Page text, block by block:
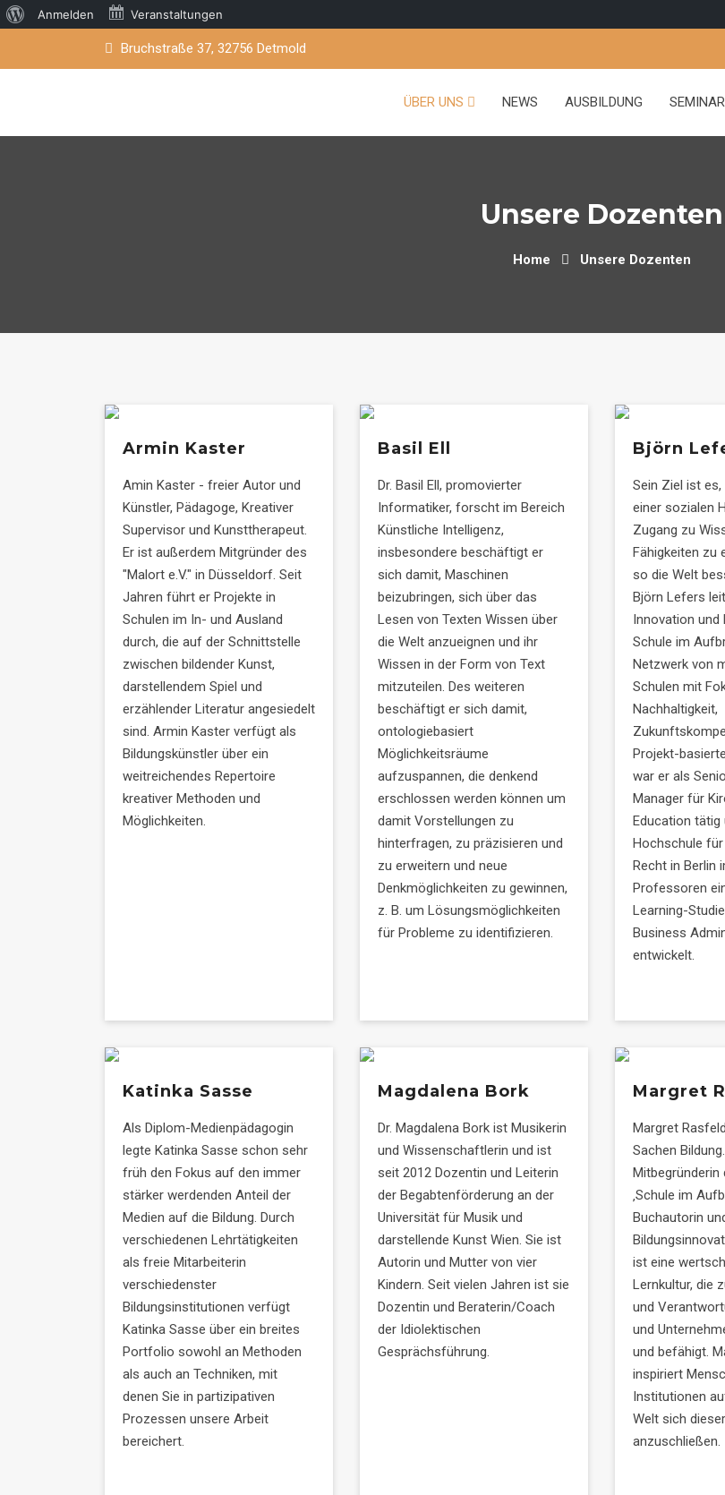
Bruchstraße 37, 32756 Detmold
ÜBER UNS NEWS AUSBILDUNG
Unsere Dozenten
Home Unsere Dozenten
Armin Kaster
Amin Kaster - freier Autor und
Künstler, Pädagoge, Kreativer
Supervisor und Kunsttherapeut.
Er ist außerdem Mitgründer des
"Malort e.V." in Düsseldorf. Seit
Jahren führt er Projekte in
Schulen im In- und Ausland
durch, die auf der Schnittstelle
zwischen bildender Kunst,
darstellendem Spiel und
erzählender Literatur angesiedelt
sind. Armin Kaster verfügt als
Bildungskünstler über ein
weitreichendes Repertoire
kreativer Methoden und
Möglichkeiten.
Basil Ell
Dr. Basil Ell, promovierter
Informatiker, forscht im Bereich
Künstliche Intelligenz,
insbesondere beschäftigt er
sich damit, Maschinen
beizubringen, sich über das
Lesen von Texten Wissen über
die Welt anzueignen und ihr
Wissen in der Form von Text
mitzuteilen. Des weiteren
beschäftigt er sich damit,
ontologiebasiert
Möglichkeitsräume
aufzuspannen, die denkend
erschlossen werden können um
damit Vorstellungen zu
hinterfragen, zu präzisieren und
zu erweitern und neue
Denkmöglichkeiten zu gewinnen,
z. B. um Lösungsmöglichkeiten
für Probleme zu identifizieren.
Björn
Sein Ziel ist
einer sozialen
Zugang zu
Fähigkeiten zu
so die Welt
Björn Lefers
Innovation und
Schule im
Netzwerk von
Schulen mit
Nachhaltigkeit,
Projekt-
war er als
Manager für
Education tätig
Hochschule
Recht in Berlin
Professoren
Learning-
Business
entwickelt.
Katinka Sasse
Als Diplom-Medienpädagogin
legte Katinka Sasse schon sehr
früh den Fokus auf den immer
stärker werdenden Anteil der
Medien auf die Bildung. Durch
verschiedenen Lehrtätigkeiten
als freie Mitarbeiterin
verschiedenster
Bildungsinstitutionen verfügt
Katinka Sasse über ein breites
Portfolio sowohl an Methoden
als auch an Techniken, mit
denen Sie in partizipativen
Prozessen unsere Arbeit
bereichert.
Magdalena Bork
Dr. Magdalena Bork ist Musikerin
und Wissenschaftlerin und ist
seit 2012 Dozentin und Leiterin
der Begabtenförderung an der
Universität für Musik und
darstellende Kunst Wien. Sie ist
Autorin und Mutter von vier
Kindern. Seit vielen Jahren ist sie
Dozentin und Beraterin/Coach
der Idiolektischen
Gesprächsführung.
Margret
Margret
Sachen
Mitbegründerin
‚Schule im
Buchautorin
ist eine
Lernkultur, die
und
und
und befähigt.
inspiriert
Institutionen
Welt sich
anzuschließen.
Über
Anmelden Veranstaltungen